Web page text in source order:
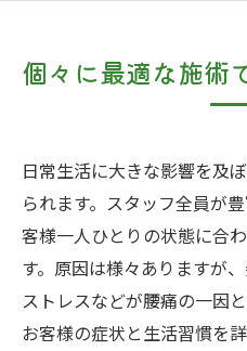
個々に最適な施術
日常生活に大きな影響を及
られます。スタッフ全員が
客様一人ひとりの状態に合
す。原因は様々ありますが
ストレスなどが腰痛の一因
お客様の症状と生活習慣を